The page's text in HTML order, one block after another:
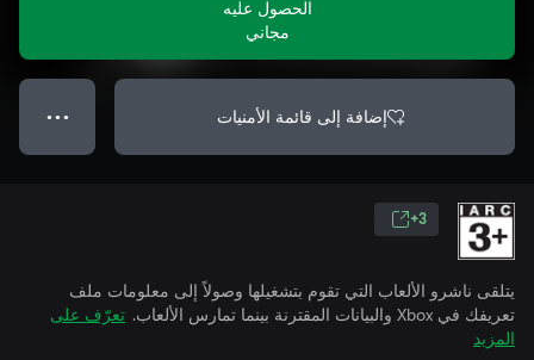
الحصول عليه
مجاني
إضافة إلى قائمة الأمنيات ● ● ●
3+
يتلقى ناشرو الألعاب التي تقوم بتشغيلها وصولاً إلى معلومات ملف
تعريفك في Xbox والبيانات المقترنة بينما تمارس الألعاب.
تعرّف على
المزيد